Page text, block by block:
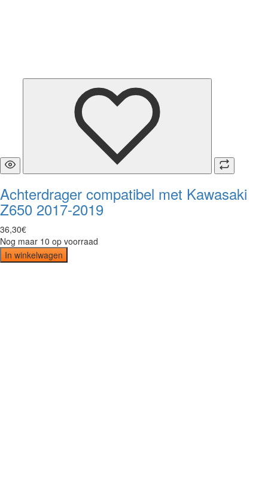
Achterdrager compatibel met Kawasaki
Z650 2017-2019
36,30€
Nog maar 10 op voorraad
In winkelwagen